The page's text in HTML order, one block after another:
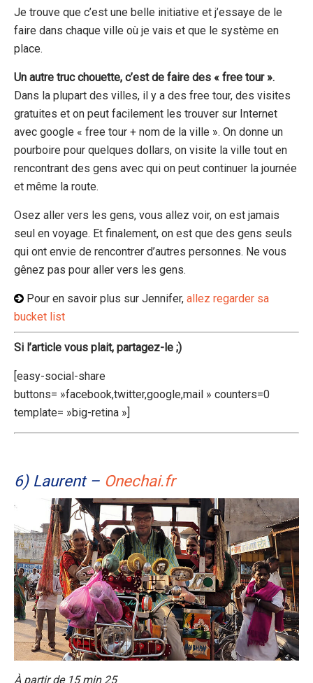
Je trouve que c’est une belle initiative et j’essaye de le
faire dans chaque ville où je vais et que le système en
place.
Un autre truc chouette, c’est de faire des « free tour ».
Dans la plupart des villes, il y a des free tour, des visites
gratuites et on peut facilement les trouver sur Internet
avec google « free tour + nom de la ville ». On donne un
pourboire pour quelques dollars, on visite la ville tout en
rencontrant des gens avec qui on peut continuer la journée
et même la route.
Osez aller vers les gens, vous allez voir, on est jamais
seul en voyage. Et finalement, on est que des gens seuls
qui ont envie de rencontrer d’autres personnes. Ne vous
gênez pas pour aller vers les gens.
Pour en savoir plus sur Jennifer, allez regarder sa
bucket list
Si l’article vous plait, partagez-le ;)
[easy-social-share
buttons= »facebook,twitter,google,mail » counters=0
template= »big-retina »]
6) Laurent – Onechai.fr
À partir de 15 min 25